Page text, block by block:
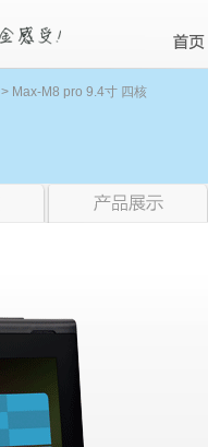
> Max-M8 pro 9.4寸 四核